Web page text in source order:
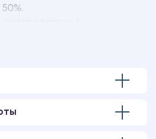
учебного заведения.